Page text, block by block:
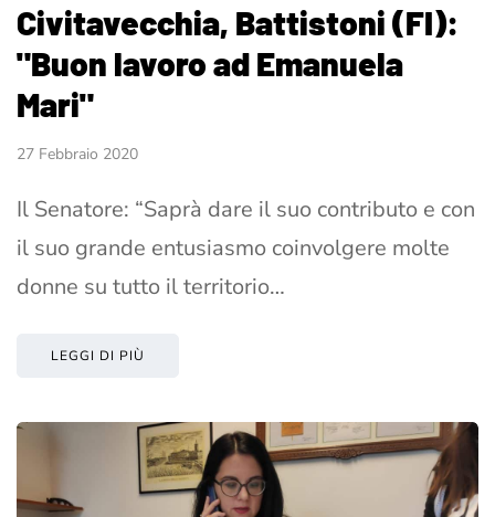
Civitavecchia, Battistoni (FI):
"Buon lavoro ad Emanuela
Mari"
27 Febbraio 2020
Il Senatore: “Saprà dare il suo contributo e con
il suo grande entusiasmo coinvolgere molte
donne su tutto il territorio…
LEGGI DI PIÙ